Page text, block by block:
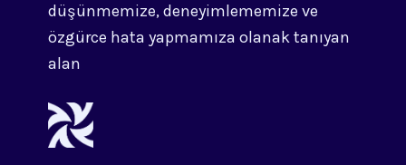
düşünmemize, deneyimlememize ve
özgürce hata yapmamıza olanak tanıyan
alan